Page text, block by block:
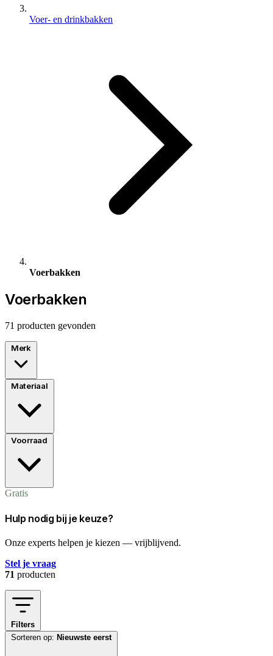
Voer- en drinkbakken
Voerbakken
Voerbakken
71 producten gevonden
Merk
Materiaal
Voorraad
Gratis
Hulp nodig bij je keuze?
Onze experts helpen je kiezen — vrijblijvend.
Stel je vraag
71 producten
Filters
Sorteren op: Nieuwste eerst